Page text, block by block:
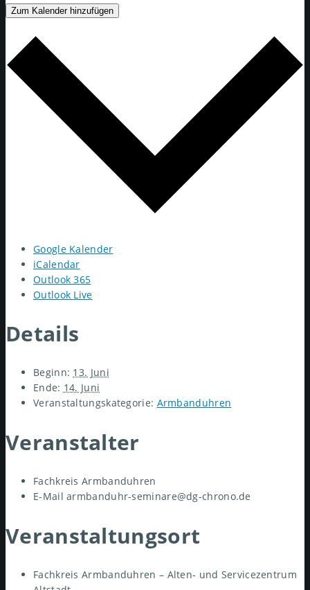
Zum Kalender hinzufügen
Google Kalender
iCalendar
Outlook 365
Outlook Live
Details
Beginn: 13. Juni
Ende: 14. Juni
Veranstaltungskategorie: Armbanduhren
Veranstalter
Fachkreis Armbanduhren
E-Mailarmbanduhr-seminare@dg-chrono.de
Veranstaltungsort
Fachkreis Armbanduhren – Alten- und Servicezentrum